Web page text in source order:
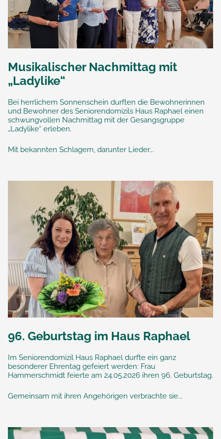
Musikalischer Nachmittag mit
„Ladylike“
Bei herrlichem Sonnenschein durften die Bewohnerinnen
und Bewohner des Seniorendomizils Haus Raphael einen
schwungvollen Nachmittag mit der Gesangsgruppe
„Ladylike“ erleben.
Mit bekannten Schlagern, darunter Lieder...
96. Geburtstag im Haus Raphael
Im Seniorendomizil Haus Raphael durfte ein ganz
besonderer Ehrentag gefeiert werden: Frau
Hammerschmidt feierte am 24.05.2026 ihren 96. Geburtstag.
Gemeinsam mit ihren Angehörigen verbrachte sie...